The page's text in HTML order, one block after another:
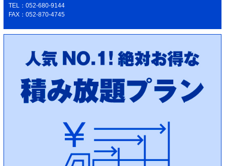
TEL：052-680-9144
FAX：052-870-4745